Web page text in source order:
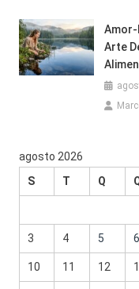
Amor-
Arte
agosto 2026
S
T Q
3 4 5 6
10 11 12